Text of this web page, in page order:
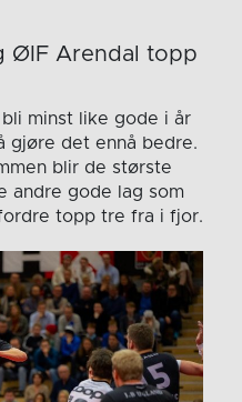
ØIF Arendal topp
minst like gode i år
gjøre det ennå bedre.
blir de største
andre gode lag som
topp tre fra i fjor.